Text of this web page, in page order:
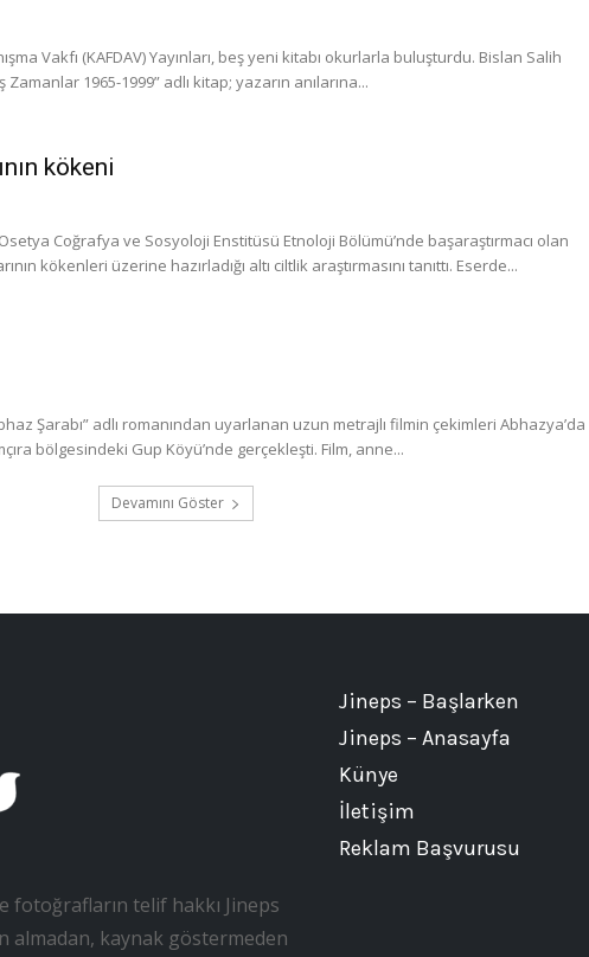
Vakfı (KAFDAV) Yayınları, beş yeni kitabı okurlarla buluşturdu. Bislan Salih
Zamanlar 1965-1999” adlı kitap; yazarın anılarına...
kökeni
Coğrafya ve Sosyoloji Enstitüsü Etnoloji Bölümü’nde başaraştırmacı olan
kökenleri üzerine hazırladığı altı ciltlik araştırmasını tanıttı. Eserde...
Şarabı” adlı romanından uyarlanan uzun metrajlı filmin çekimleri Abhazya’da
bölgesindeki Gup Köyü’nde gerçekleşti. Film, anne...
Devamını Göster
fotoğrafların telif hakkı Jineps
almadan, kaynak göstermeden
Jineps – Başlarken
Jineps – Anasayfa
Künye
İletişim
Reklam Başvurusu